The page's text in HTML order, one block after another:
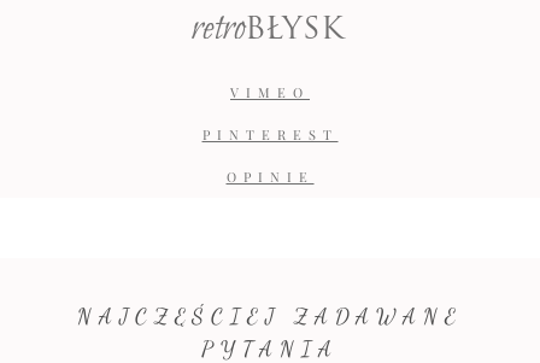
retroBŁYSK
VIMEO
PINTEREST
OPINIE
NAJCZĘŚCIEJ ZADAWANE
PYTANIA